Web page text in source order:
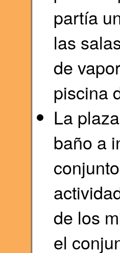
partía
las
de
piscina
La
baño a
de los
el